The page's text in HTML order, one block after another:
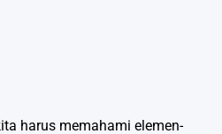
harus memahami elemen-